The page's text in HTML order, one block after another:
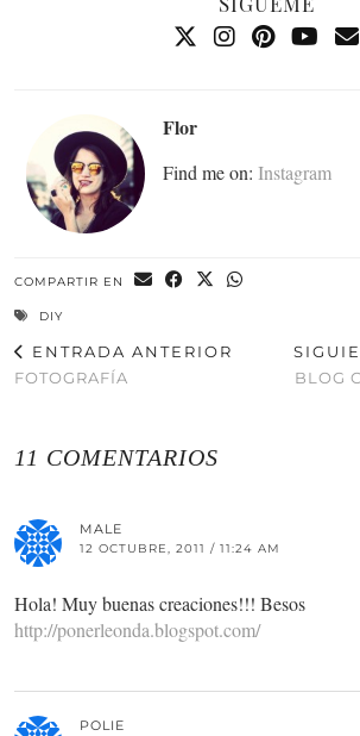
Flor
Find me on: Instagram
COMPARTIR EN
DIY
ENTRADA ANTERIOR
FOTOGRAFÍA
BLOG
11 COMENTARIOS
MALE
12 OCTUBRE, 2011 / 11:24 AM
Hola! Muy buenas creaciones!!! Besos
http://ponerleonda.blogspot.com/
POLIE